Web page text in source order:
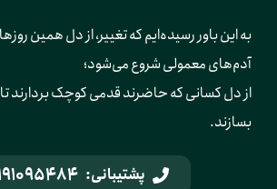
به این باور رسیده‌ایم که تغییر، از دل
آدم‌های معمولی شروع می‌شود؛
از دل کسانی که حاضرند قدمی کوچک بردارند
بسازند.
پشتیبانی: